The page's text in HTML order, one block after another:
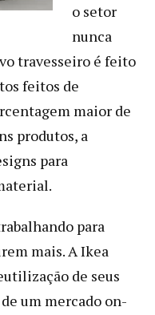
o setor
nunca
travesseiro é feito
feitos de
maior de
produtos, a
para
para
mais. A Ikea
de seus
um mercado on-